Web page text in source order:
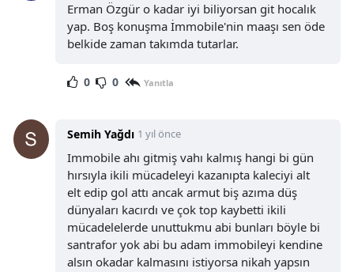
Erman Özgür o kadar iyi biliyorsan git hocalık
yap. Boş konuşma İmmobile'nin maaşı sen öde
belkide zaman takımda tutarlar.
0 0 Yanıtla
Semih Yağdı 1 yıl önce
Immobile ahı gitmiş vahı kalmış hangi bi gün
hırsıyla ikili mücadeleyi kazanıpta kaleciyi alt
elt edip gol attı ancak armut biş azıma düş
dünyaları kacırdı ve çok top kaybetti ikili
mücadelelerde unuttukmu abi bunları böyle bi
santrafor yok abi bu adam immobileyi kendine
alsın okadar kalmasını istiyorsa nikah yapsın